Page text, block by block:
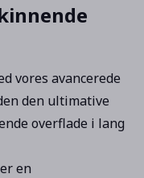
vores avancerede
den ultimative
overflade i lang
en